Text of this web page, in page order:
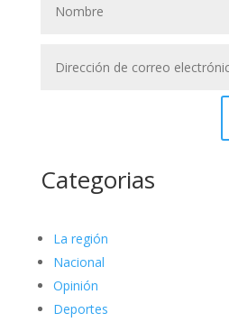
Categorias
La región
Nacional
Opinión
Deportes